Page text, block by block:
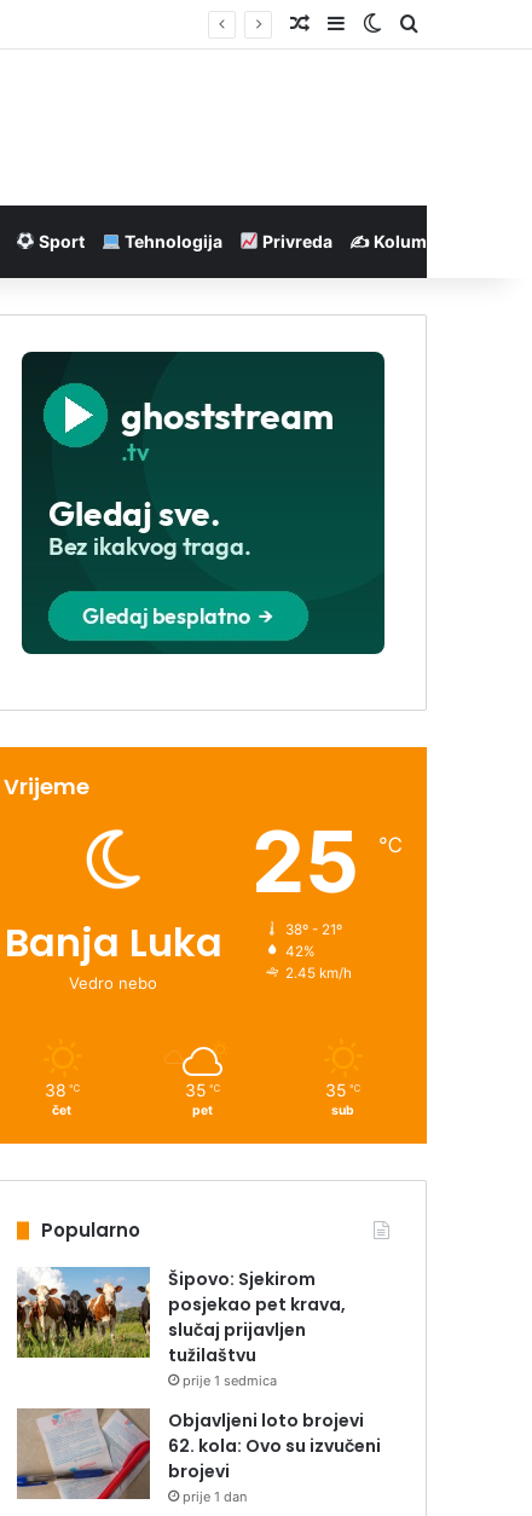
Nasumičan članak
SidebarSwitch skin
Pretraga
Sport Tehnologija Privreda ✍️ Kolumne
Vrijeme
Banja Luka
Vedro nebo
25 ℃
38º - 21º
42%
2.45 km/h
38 ℃
čet
35 ℃
pet
35 ℃
sub
Popularno
Šipovo: Sjekirom
posjekao pet krava,
slučaj prijavljen
tužilaštvu
prije 1 sedmica
Objavljeni loto brojevi
62. kola: Ovo su izvučeni
brojevi
prije 1 dan